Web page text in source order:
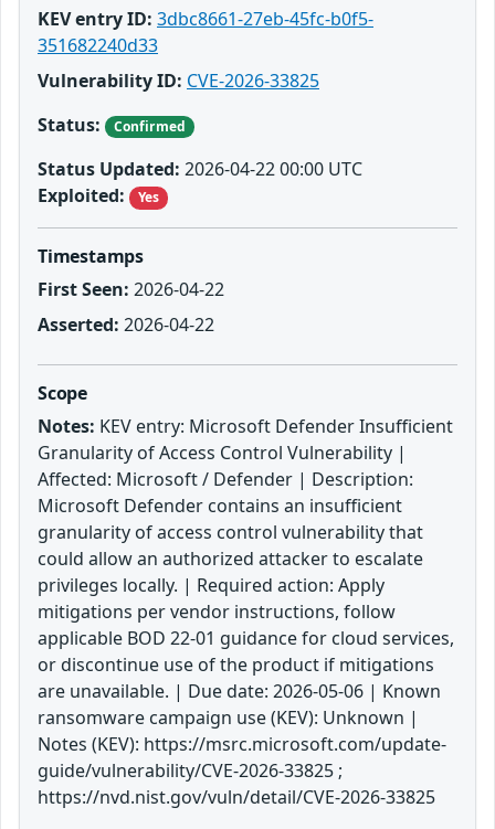
KEV entry ID: 3dbc8661-27eb-45fc-b0f5-
351682240d33
Vulnerability ID: CVE-2026-33825
Status:
Confirmed
Status Updated: 2026-04-22 00:00 UTC
Exploited:
Yes
Timestamps
First Seen: 2026-04-22
Asserted: 2026-04-22
Scope
Notes: KEV entry: Microsoft Defender Insufficient
Granularity of Access Control Vulnerability |
Affected: Microsoft / Defender | Description:
Microsoft Defender contains an insufficient
granularity of access control vulnerability that
could allow an authorized attacker to escalate
privileges locally. | Required action: Apply
mitigations per vendor instructions, follow
applicable BOD 22-01 guidance for cloud services,
or discontinue use of the product if mitigations
are unavailable. | Due date: 2026-05-06 | Known
ransomware campaign use (KEV): Unknown |
Notes (KEV): https://msrc.microsoft.com/update-
guide/vulnerability/CVE-2026-33825 ;
https://nvd.nist.gov/vuln/detail/CVE-2026-33825